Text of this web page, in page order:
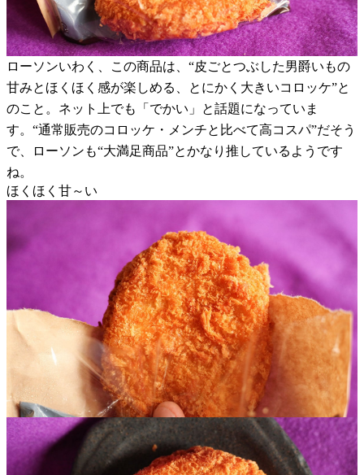
ローソンいわく、この商品は、“皮ごとつぶした男爵いもの
甘みとほくほく感が楽しめる、とにかく大きいコロッケ”と
のこと。ネット上でも「でかい」と話題になっていま
す。“通常販売のコロッケ・メンチと比べて高コスパ”だそう
で、ローソンも“大満足商品”とかなり推しているようです
ね。
ほくほく甘～い